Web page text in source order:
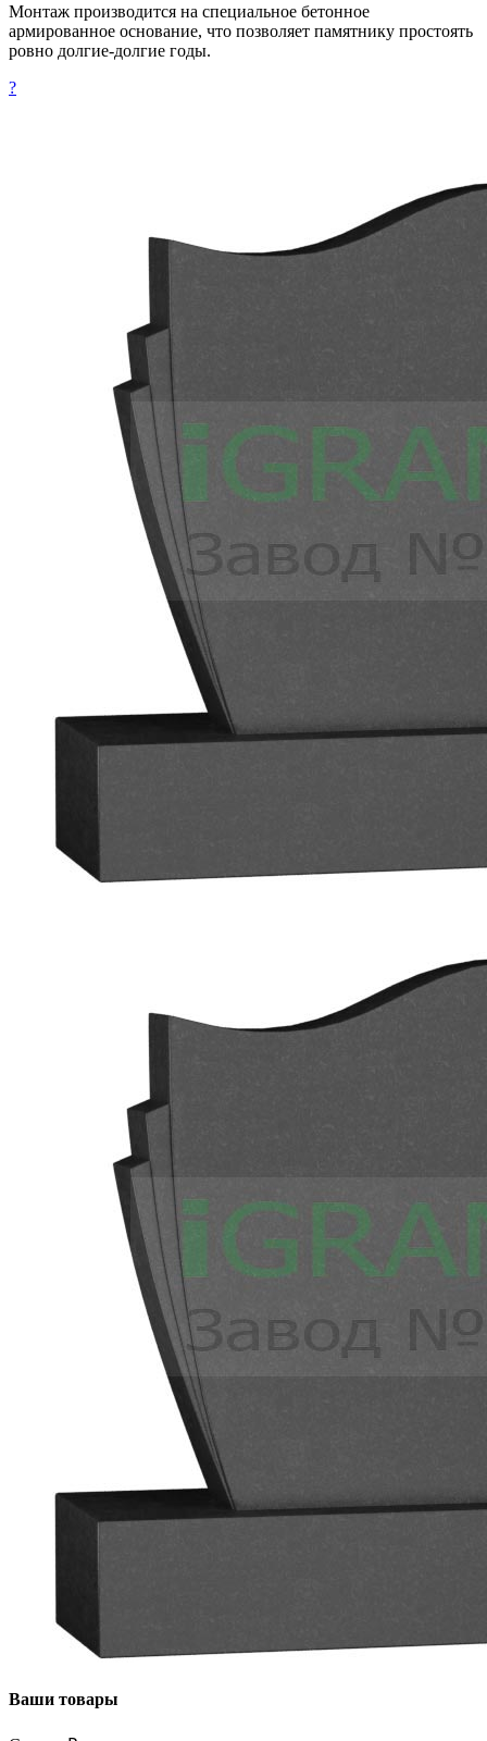
Монтаж производится на специальное бетонное
армированное основание, что позволяет памятнику простоять
ровно долгие-долгие годы.
?
Ваши товары